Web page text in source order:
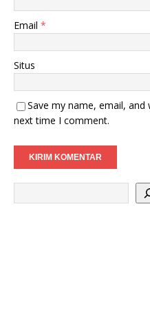
Email *
Situs
Save my name, email,
next time I comment.